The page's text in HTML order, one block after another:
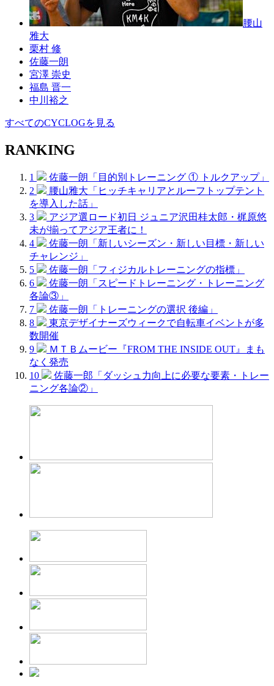
腰山
雅大
栗村 修
佐藤一朗
宮澤 崇史
福島 晋一
中川裕之
すべてのCYCLOGを見る
RANKING
1
佐藤一朗「目的別トレーニング ① トルクアップ」
2
腰山雅大「ヒッチキャリアとルーフトップテント
を導入した話」
3
アジア選ロード初日 ジュニア沢田桂太郎・梶原悠
未が揃ってアジア王者に！
4
佐藤一朗「新しいシーズン・新しい目標・新しい
チャレンジ」
5
佐藤一朗「フィジカルトレーニングの指標」
6
佐藤一朗「スピードトレーニング・トレーニング
各論③」
7
佐藤一朗「トレーニングの選択 後編」
8
東京デザイナーズウィークで自転車イベントが多
数開催
9
ＭＴＢムービー『FROM THE INSIDE OUT』まも
なく発売
10
佐藤一郎「ダッシュ力向上に必要な要素・トレー
ニング各論②」